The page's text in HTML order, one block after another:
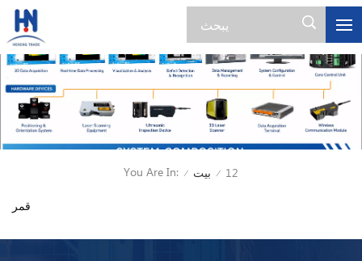
You Are In: / بيت / 12
قمر